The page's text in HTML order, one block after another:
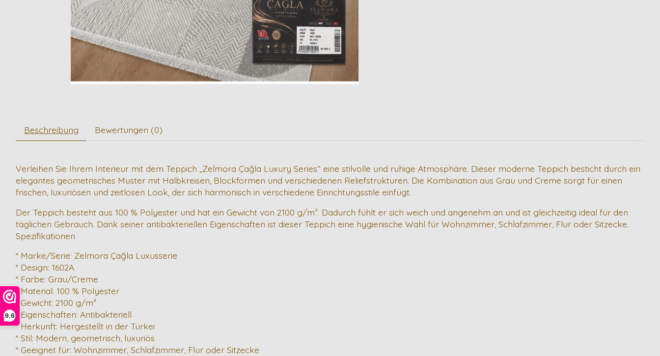
9,6
Beschreibung Bewertungen (0)
Verleihen Sie Ihrem Interieur mit dem Teppich „Zelmora Çağla Luxury Series“ eine stilvolle und ruhige Atmosphäre. Dieser moderne Teppich besticht durch ein
elegantes geometrisches Muster mit Halbkreisen, Blockformen und verschiedenen Reliefstrukturen. Die Kombination aus Grau und Creme sorgt für einen
frischen, luxuriösen und zeitlosen Look, der sich harmonisch in verschiedene Einrichtungsstile einfügt.
Der Teppich besteht aus 100 % Polyester und hat ein Gewicht von 2100 g/m². Dadurch fühlt er sich weich und angenehm an und ist gleichzeitig ideal für den
täglichen Gebrauch. Dank seiner antibakteriellen Eigenschaften ist dieser Teppich eine hygienische Wahl für Wohnzimmer, Schlafzimmer, Flur oder Sitzecke.
Spezifikationen
* Marke/Serie: Zelmora Çağla Luxusserie
* Design: 1602A
* Farbe: Grau/Creme
* Material: 100 % Polyester
* Gewicht: 2100 g/m²
* Eigenschaften: Antibakteriell
* Herkunft: Hergestellt in der Türkei
* Stil: Modern, geometrisch, luxuriös
* Geeignet für: Wohnzimmer, Schlafzimmer, Flur oder Sitzecke